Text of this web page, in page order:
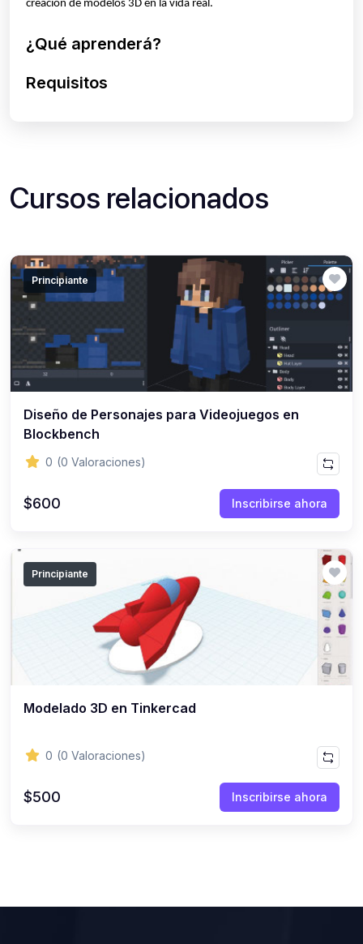
creación de modelos 3D en la vida real.
¿Qué aprenderá?
Requisitos
Cursos relacionados
Principiante
Diseño de Personajes para Videojuegos en
Blockbench
0 (0 Valoraciones)
$600 Inscribirse ahora
Principiante
Modelado 3D en Tinkercad
0 (0 Valoraciones)
$500 Inscribirse ahora